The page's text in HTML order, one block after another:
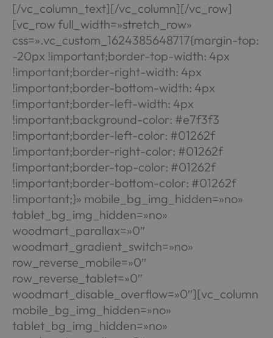
[/vc_column_text][/vc_column][/vc_row]
[vc_row full_width=»stretch_row»
css=».vc_custom_1624385648717{margin-top:
-20px !important;border-top-width: 4px
!important;border-right-width: 4px
!important;border-bottom-width: 4px
!important;border-left-width: 4px
!important;background-color: #e7f3f3
!important;border-left-color: #01262f
!important;border-right-color: #01262f
!important;border-top-color: #01262f
!important;border-bottom-color: #01262f
!important;}» mobile_bg_img_hidden=»no»
tablet_bg_img_hidden=»no»
woodmart_parallax=»0″
woodmart_gradient_switch=»no»
row_reverse_mobile=»0″
row_reverse_tablet=»0″
woodmart_disable_overflow=»0″][vc_column
mobile_bg_img_hidden=»no»
tablet_bg_img_hidden=»no»